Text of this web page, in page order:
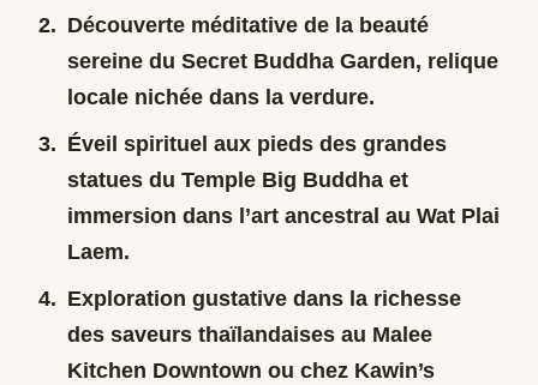
Découverte méditative de la beauté
sereine du Secret Buddha Garden, relique
locale nichée dans la verdure.
Éveil spirituel aux pieds des grandes
statues du Temple Big Buddha et
immersion dans l’art ancestral au Wat Plai
Laem.
Exploration gustative dans la richesse
des saveurs thaïlandaises au Malee
Kitchen Downtown ou chez Kawin’s